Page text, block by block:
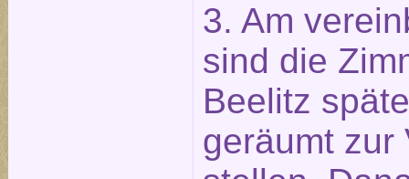
3. Am
sind die
Beelitz
geräumt zur